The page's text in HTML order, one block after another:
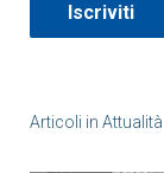
Iscriviti
Articoli in Attualità